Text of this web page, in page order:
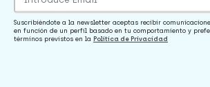
Suscribiéndote a la newsletter aceptas recibir
en función de un perfil basado en tu comportamiento y
términos previstos en la Política de Privacidad